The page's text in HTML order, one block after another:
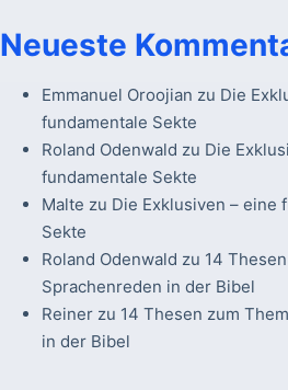
Neueste
Emmanuel Oroojian zu Die
fundamentale Sekte
Roland Odenwald zu Die
fundamentale Sekte
Malte zu Die Exklusiven – eine
Sekte
Roland Odenwald zu 14
Sprachenreden in der Bibel
Reinerzu 14 Thesen zum
in der Bibel